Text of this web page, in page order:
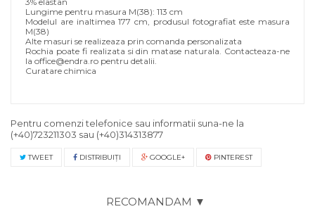
Lungime pentru masura M(38): 113 cm
Modelul are inaltimea 177 cm, produsul fotografiat este masura
M(38)
Alte masuri se realizeaza prin comanda personalizata
Rochia poate fi realizata si din matase naturala. Contacteaza-ne
la office@endra.ro pentru detalii.
Curatare chimica
Pentru comenzi telefonice sau informatii suna-ne la
(+40)723211303 sau (+40)314313877
TWEET DISTRIBUIŢI GOOGLE+ PINTEREST
RECOMANDAM ▼